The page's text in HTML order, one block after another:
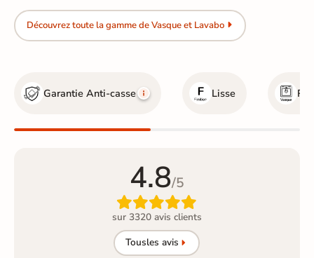
Découvrez toute la gamme de Vasque et Lavabo
Garantie Anti-casse Lisse
4.8/5

sur 3320 avis clients
Tousles avis